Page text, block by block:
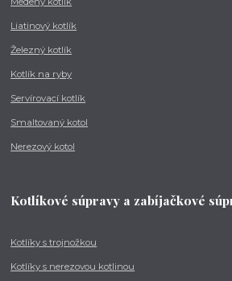
Liatinový kotlík
Železný kotlík
Kotlík na ryby
Servírovací kotlík
Smaltovaný kotol
Nerezový kotol
Kotlíkové súpravy a zabíjačkové
Kotlíky s trojnožkou
Kotlíky s nerezovou kotlinou